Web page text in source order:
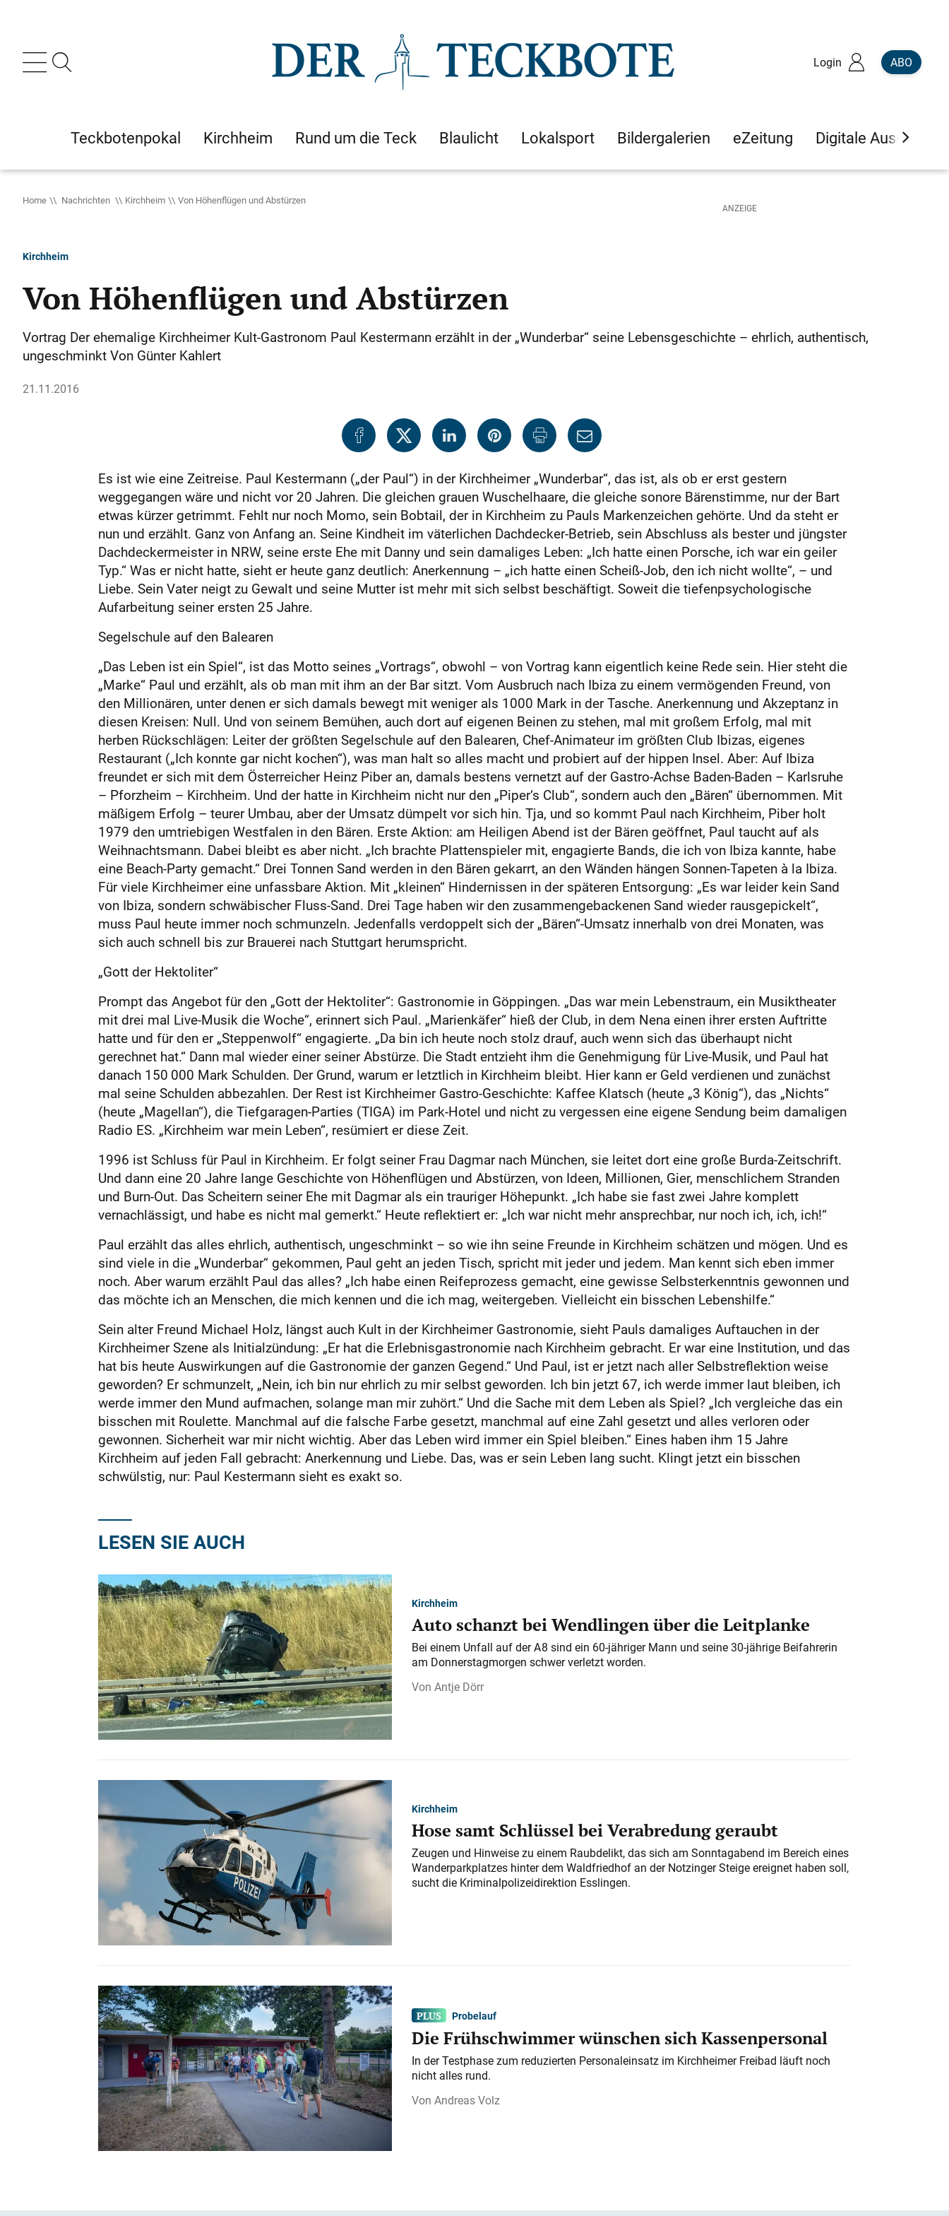
Login ABO
Teckbotenpokal Kirchheim Rund um die Teck Blaulicht Lokalsport Bildergalerien eZeitung Digitale Ausgaben
Home Nachrichten Kirchheim Von Höhenflügen und Abstürzen
Kirchheim
Von Höhenflügen und Abstürzen
Vortrag Der ehemalige Kirchheimer Kult-Gastronom Paul Kestermann erzählt in der „Wunderbar“ seine Lebensgeschichte – ehrlich, authentisch,
ungeschminkt Von Günter Kahlert
21.11.2016
Es ist wie eine Zeitreise. Paul Kestermann („der Paul“) in der Kirchheimer „Wunderbar“, das ist, als ob er erst gestern
weggegangen wäre und nicht vor 20 Jahren. Die gleichen grauen Wuschelhaare, die gleiche sonore Bärenstimme, nur der Bart
etwas kürzer getrimmt. Fehlt nur noch Momo, sein Bobtail, der in Kirchheim zu Pauls Markenzeichen gehörte. Und da steht er
nun und erzählt. Ganz von Anfang an. Seine Kindheit im väterlichen Dachdecker-Betrieb, sein Abschluss als bester und jüngster
Dachdeckermeister in NRW, seine erste Ehe mit Danny und sein damaliges Leben: „Ich hatte einen Porsche, ich war ein geiler
Typ.“ Was er nicht hatte, sieht er heute ganz deutlich: Anerkennung – „ich hatte einen Scheiß-Job, den ich nicht wollte“, – und
Liebe. Sein Vater neigt zu Gewalt und seine Mutter ist mehr mit sich selbst beschäftigt. Soweit die tiefenpsychologische
Aufarbeitung seiner ersten 25 Jahre.
Segelschule auf den Balearen
„Das Leben ist ein Spiel“, ist das Motto seines „Vortrags“, obwohl – von Vortrag kann eigentlich keine Rede sein. Hier steht die
„Marke“ Paul und erzählt, als ob man mit ihm an der Bar sitzt. Vom Ausbruch nach Ibiza zu einem vermögenden Freund, von
den Millionären, unter denen er sich damals bewegt mit weniger als 1000 Mark in der Tasche. Anerkennung und Akzeptanz in
diesen Kreisen: Null. Und von seinem Bemühen, auch dort auf eigenen Beinen zu stehen, mal mit großem Erfolg, mal mit
herben Rückschlägen: Leiter der größten Segelschule auf den Balearen, Chef-Animateur im größten Club Ibizas, eigenes
Restaurant („Ich konnte gar nicht kochen“), was man halt so alles macht und probiert auf der hippen Insel. Aber: Auf Ibiza
freundet er sich mit dem Österreicher Heinz Piber an, damals bestens vernetzt auf der Gastro-Achse Baden-Baden – Karlsruhe
– Pforzheim – Kirchheim. Und der hatte in Kirchheim nicht nur den „Piper‘s Club“, sondern auch den „Bären“ übernommen. Mit
mäßigem Erfolg – teurer Umbau, aber der Umsatz dümpelt vor sich hin. Tja, und so kommt Paul nach Kirchheim, Piber holt
1979 den umtriebigen Westfalen in den Bären. Erste Aktion: am Heiligen Abend ist der Bären geöffnet, Paul taucht auf als
Weihnachtsmann. Dabei bleibt es aber nicht. „Ich brachte Plattenspieler mit, engagierte Bands, die ich von Ibiza kannte, habe
eine Beach-Party gemacht.“ Drei Tonnen Sand werden in den Bären gekarrt, an den Wänden hängen Sonnen-Tapeten à la Ibiza.
Für viele Kirchheimer eine unfassbare Aktion. Mit „kleinen“ Hindernissen in der späteren Entsorgung: „Es war leider kein Sand
von Ibiza, sondern schwäbischer Fluss-Sand. Drei Tage haben wir den zusammengebackenen Sand wieder rausgepickelt“,
muss Paul heute immer noch schmunzeln. Jedenfalls verdoppelt sich der „Bären“-Umsatz innerhalb von drei Monaten, was
sich auch schnell bis zur Brauerei nach Stuttgart herumspricht.
„Gott der Hektoliter“
Prompt das Angebot für den „Gott der Hektoliter“: Gastronomie in Göppingen. „Das war mein Lebenstraum, ein Musiktheater
mit drei mal Live-Musik die Woche“, erinnert sich Paul. „Marienkäfer“ hieß der Club, in dem Nena einen ihrer ersten Auftritte
hatte und für den er „Steppenwolf“ engagierte. „Da bin ich heute noch stolz drauf, auch wenn sich das überhaupt nicht
gerechnet hat.“ Dann mal wieder einer seiner Abstürze. Die Stadt entzieht ihm die Genehmigung für Live-Musik, und Paul hat
danach 150 000 Mark Schulden. Der Grund, warum er letztlich in Kirchheim bleibt. Hier kann er Geld verdienen und zunächst
mal seine Schulden abbezahlen. Der Rest ist Kirchheimer Gastro-Geschichte: Kaffee Klatsch (heute „3 König“), das „Nichts“
(heute „Magellan“), die Tiefgaragen-Parties (TIGA) im Park-Hotel und nicht zu vergessen eine eigene Sendung beim damaligen
Radio ES. „Kirchheim war mein Leben“, resümiert er diese Zeit.
1996 ist Schluss für Paul in Kirchheim. Er folgt seiner Frau Dagmar nach München, sie leitet dort eine große Burda-Zeitschrift.
Und dann eine 20 Jahre lange Geschichte von Höhenflügen und Abstürzen, von Ideen, Millionen, Gier, menschlichem Stranden
und Burn-Out. Das Scheitern seiner Ehe mit Dagmar als ein trauriger Höhepunkt. „Ich habe sie fast zwei Jahre komplett
vernachlässigt, und habe es nicht mal gemerkt.“ Heute reflektiert er: „Ich war nicht mehr ansprechbar, nur noch ich, ich, ich!“
Paul erzählt das alles ehrlich, authentisch, ungeschminkt – so wie ihn seine Freunde in Kirchheim schätzen und mögen. Und es
sind viele in die „Wunderbar“ gekommen, Paul geht an jeden Tisch, spricht mit jeder und jedem. Man kennt sich eben immer
noch. Aber warum erzählt Paul das alles? „Ich habe einen Reifeprozess gemacht, eine gewisse Selbsterkenntnis gewonnen und
das möchte ich an Menschen, die mich kennen und die ich mag, weitergeben. Vielleicht ein bisschen Lebenshilfe.“
Sein alter Freund Michael Holz, längst auch Kult in der Kirchheimer Gastronomie, sieht Pauls damaliges Auftauchen in der
Kirchheimer Szene als Initialzündung: „Er hat die Erlebnisgastronomie nach Kirchheim gebracht. Er war eine Institution, und das
hat bis heute Auswirkungen auf die Gastronomie der ganzen Gegend.“ Und Paul, ist er jetzt nach aller Selbstreflektion weise
geworden? Er schmunzelt, „Nein, ich bin nur ehrlich zu mir selbst geworden. Ich bin jetzt 67, ich werde immer laut bleiben, ich
werde immer den Mund aufmachen, solange man mir zuhört.“ Und die Sache mit dem Leben als Spiel? „Ich vergleiche das ein
bisschen mit Roulette. Manchmal auf die falsche Farbe gesetzt, manchmal auf eine Zahl gesetzt und alles verloren oder
gewonnen. Sicherheit war mir nicht wichtig. Aber das Leben wird immer ein Spiel bleiben.“ Eines haben ihm 15 Jahre
Kirchheim auf jeden Fall gebracht: Anerkennung und Liebe. Das, was er sein Leben lang sucht. Klingt jetzt ein bisschen
schwülstig, nur: Paul Kestermann sieht es exakt so.
LESEN SIE AUCH
Kirchheim
Auto schanzt bei Wendlingen über die Leitplanke
Bei einem Unfall auf der A 8 sind ein 60-jähriger Mann und seine 30-jährige Beifahrerin
am Donnerstagmorgen schwer verletzt worden.
Antje Dörr
Kirchheim
Hose samt Schlüssel bei Verabredung geraubt
Zeugen und Hinweise zu einem Raubdelikt, das sich am Sonntagabend im Bereich eines
Wanderparkplatzes hinter dem Waldfriedhof an der Notzinger Steige ereignet haben soll,
sucht die Kriminalpolizeidirektion Esslingen.
Probelauf
Die Frühschwimmer wünschen sich Kassenpersonal
In der Testphase zum reduzierten Personaleinsatz im Kirchheimer Freibad läuft noch
nicht alles rund.
Andreas Volz